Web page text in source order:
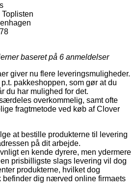
Toplisten
baseret på 6 anmeldelser
giver nu flere leveringsmuligheder.
pakkeshoppen, som gør at du
du har mulighed for det.
overkommelig, samt ofte
fragtmetode ved køb af Clover
at bestille produkterne til levering
på dit arbejde.
en kende dyrere, men ydermere
prisbilligste slags levering vil dog
produkterne, hvilket dog
befinder dig nærved online firmaets